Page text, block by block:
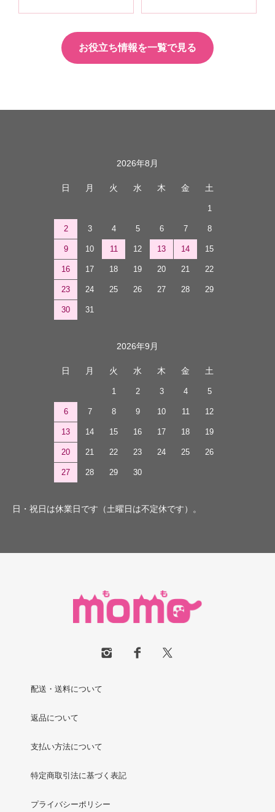
お役立ち情報を一覧で見る
2026年8月
日 月 火 水 木 金 土
1
2 3 4 5 6 7 8
9 10 11 12 13 14 15
16 17 18 19 20 21 22
23 24 25 26 27 28 29
30 31
2026年9月
日 月 火 水 木 金 土
1 2 3 4 5
6 7 8 9 10 11 12
13 14 15 16 17 18 19
20 21 22 23 24 25 26
27 28 29 30
日・祝日は休業日です（土曜日は不定休です）。
配送・送料について
返品について
支払い方法について
特定商取引法に基づく表記
プライバシーポリシー